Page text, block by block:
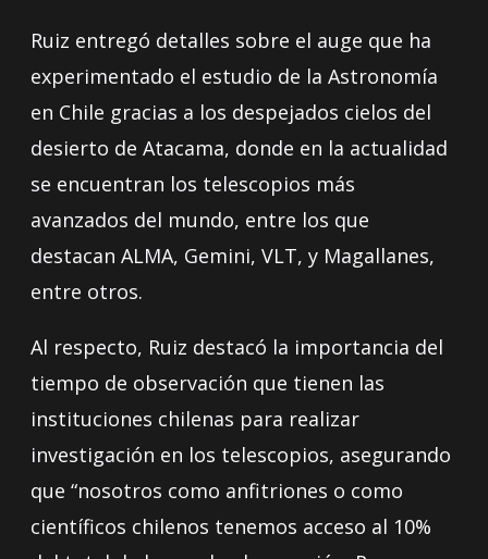
Ruiz entregó detalles sobre el auge que ha
experimentado el estudio de la Astronomía
en Chile gracias a los despejados cielos del
desierto de Atacama, donde en la actualidad
se encuentran los telescopios más
avanzados del mundo, entre los que
destacan ALMA, Gemini, VLT, y Magallanes,
entre otros.
Al respecto, Ruiz destacó la importancia del
tiempo de observación que tienen las
instituciones chilenas para realizar
investigación en los telescopios, asegurando
que “nosotros como anfitriones o como
científicos chilenos tenemos acceso al 10%